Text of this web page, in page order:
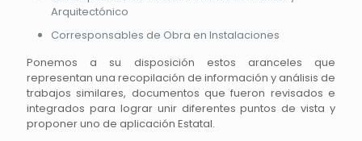
Arquitectónico
Corresponsables de Obra en Instalaciones
Ponemos a su disposición estos aranceles que
representan una recopilación de información y análisis de
trabajos similares, documentos que fueron revisados e
integrados para lograr unir diferentes puntos de vista y
proponer uno de aplicación Estatal.